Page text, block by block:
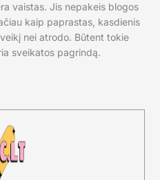
vaistas. Jis nepakeis blogos
kaip paprastas, kasdienis
nei atrodo. Būtent tokie
sveikatos pagrindą.